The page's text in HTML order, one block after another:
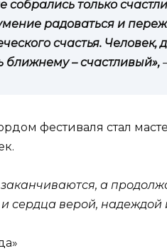
собрались только
радоваться и
счастья.
ближнему – счастливый»,
фестиваля стал
а
сердца верой,